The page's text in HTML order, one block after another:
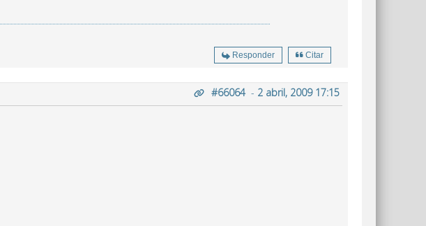
Responder Citar
#66064- 2 abril, 2009 17:15